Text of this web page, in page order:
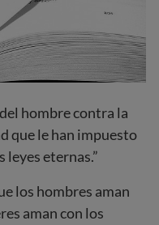
hombre contra la
que le han impuesto
leyes eternas.”
los hombres aman
aman con los